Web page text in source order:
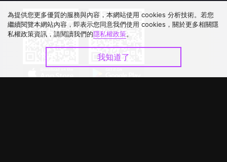
為提供您更多優質的服務與內容，本網站使用 cookies 分析技術。若您
繼續閱覽本網站內容，即表示您同意我們使用 cookies，關於更多相關隱
私權政策資訊，請閱讀我們的隱私權政策。
我知道了